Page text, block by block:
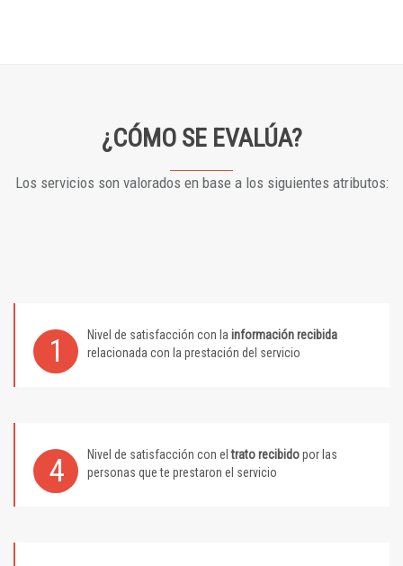
¿CÓMO SE EVALÚA?
Los servicios son valorados en base a los siguientes atributos:
1 Nivel de satisfacción con la información recibida
relacionada con la prestación del servicio
4 Nivel de satisfacción con eltrato recibidopor las
personas que te prestaron el servicio